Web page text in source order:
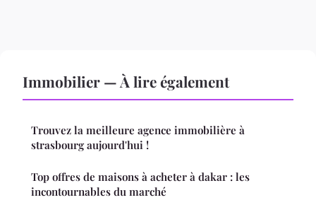
Immobilier — À lire également
Trouvez la meilleure agence immobilière à
strasbourg aujourd'hui !
Top offres de maisons à acheter à dakar : les
incontournables du marché